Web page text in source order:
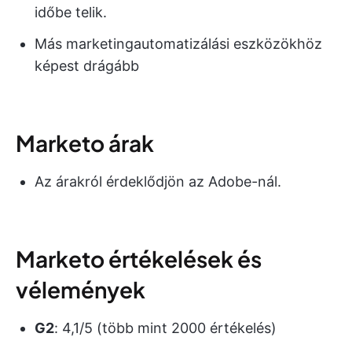
időbe telik.
Más marketingautomatizálási eszközökhöz
képest drágább
Marketo árak
Az árakról érdeklődjön az Adobe-nál.
Marketo értékelések és
vélemények
G2: 4,1/5 (több mint 2000 értékelés)